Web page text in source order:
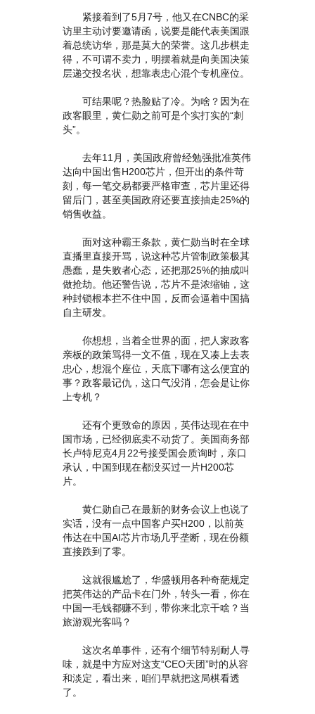
紧接着到了5月7号，他又在CNBC的采
访里主动讨要邀请函，说要是能代表美国跟
着总统访华，那是莫大的荣誉。这几步棋走
得，不可谓不卖力，明摆着就是向美国决策
层递交投名状，想靠表忠心混个专机座位。
可结果呢？热脸贴了冷。为啥？因为在
政客眼里，黄仁勋之前可是个实打实的“刺
头”。
去年11月，美国政府曾经勉强批准英伟
达向中国出售H200芯片，但开出的条件苛
刻，每一笔交易都要严格审查，芯片里还得
留后门，甚至美国政府还要直接抽走25%的
销售收益。
面对这种霸王条款，黄仁勋当时在全球
直播里直接开骂，说这种芯片管制政策极其
愚蠢，是失败者心态，还把那25%的抽成叫
做抢劫。他还警告说，芯片不是浓缩铀，这
种封锁根本拦不住中国，反而会逼着中国搞
自主研发。
你想想，当着全世界的面，把人家政客
亲板的政策骂得一文不值，现在又凑上去表
忠心，想混个座位，天底下哪有这么便宜的
事？政客最记仇，这口气没消，怎会是让你
上专机？
还有个更致命的原因，英伟达现在在中
国市场，已经彻底卖不动货了。美国商务部
长卢特尼克4月22号接受国会质询时，亲口
承认，中国到现在都没买过一片H200芯
片。
黄仁勋自己在最新的财务会议上也说了
实话，没有一点中国客户买H200，以前英
伟达在中国AI芯片市场几乎垄断，现在份额
直接跌到了零。
这就很尴尬了，华盛顿用各种奇葩规定
把英伟达的产品卡在门外，转头一看，你在
中国一毛钱都赚不到，带你来北京干啥？当
旅游观光客吗？
这次名单事件，还有个细节特别耐人寻
味，就是中方应对这支“CEO天团”时的从容
和淡定，看出来，咱们早就把这局棋看透
了。